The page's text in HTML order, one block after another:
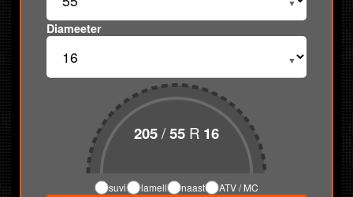
Diameeter
205/55 R 16
suvi lamell naast
ATV / MC